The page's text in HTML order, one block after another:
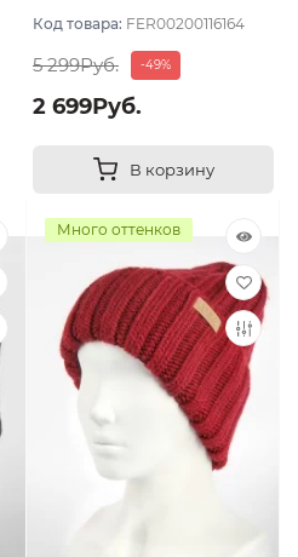
Код товара: FER00200116164
5 299Руб. -49%
2 699Руб.
В корзину
Много оттенков